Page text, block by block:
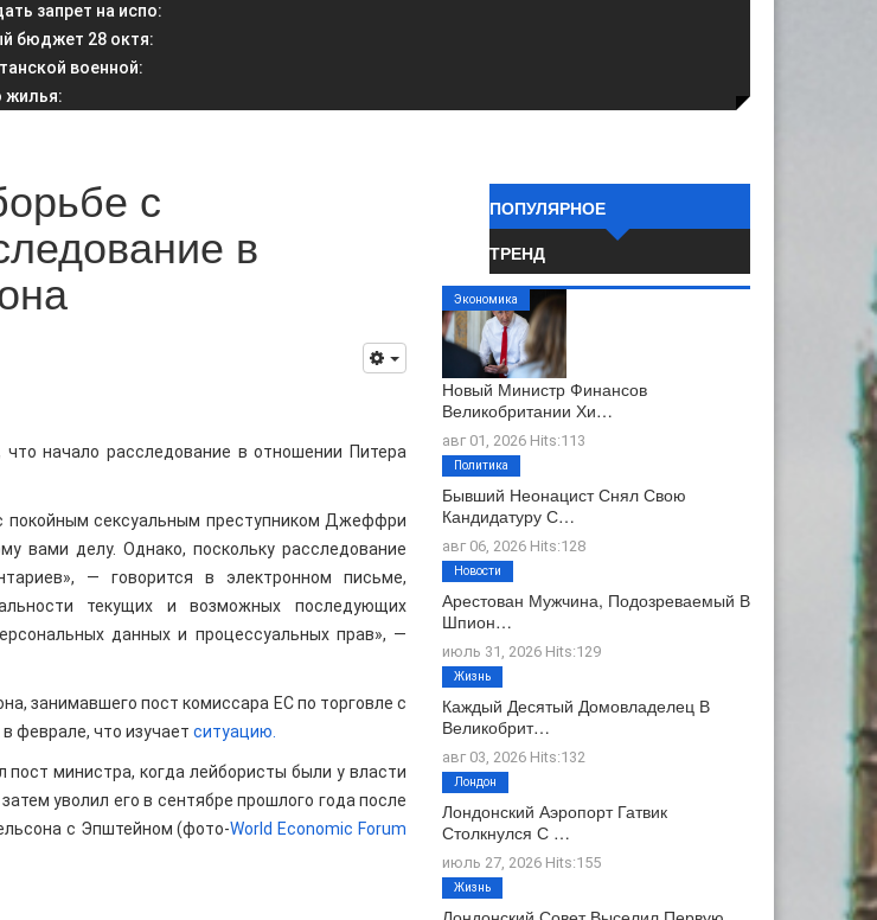
запрет на испо:
бюджет 28 октя:
военной:
жилья:
с
в
начало расследование в отношении Питера
покойным сексуальным преступником Джеффри
вами делу. Однако, поскольку расследование
— говорится в электронном письме,
текущих и возможных последующих
данных и процессуальных прав», —
занимавшего пост комиссара ЕС по торговле с
феврале, что изучает ситуацию.
министра, когда лейбористы были у власти
уволил его в сентябре прошлого года после
с Эпштейном (фото-World Economic Forum
ПОПУЛЯРНОЕ
ТРЕНД
Новый Министр Финансов
Великобритании Хи…
авг 01, 2026 Hits:113
Экономика
Бывший Неонацист Снял Свою
Кандидатуру С…
авг 06, 2026 Hits:128
Политика
Арестован Мужчина, Подозреваемый В
Шпион…
июль 31, 2026 Hits:129
Новости
Каждый Десятый Домовладелец В
Великобрит…
авг 03, 2026 Hits:132
Жизнь
Лондонский Аэропорт Гатвик
Столкнулся С …
июль 27, 2026 Hits:155
Лондон
Жизнь